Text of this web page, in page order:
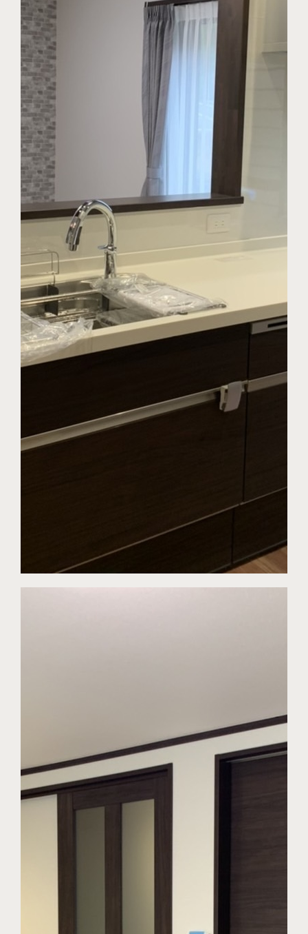
山口店の見学予約はこちら
定期点検受付予約はこちら
プライバシーポリシー